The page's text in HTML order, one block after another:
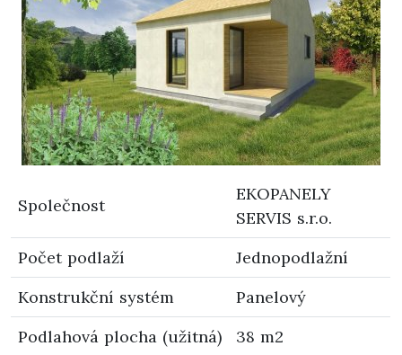
Společnost
EKOPANELY
SERVIS s.r.o.
Počet podlaží
Jednopodlažní
Konstrukční systém
Panelový
Podlahová plocha (užitná)
38 m2